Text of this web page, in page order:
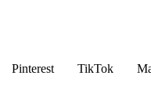
Pinterest TikTok